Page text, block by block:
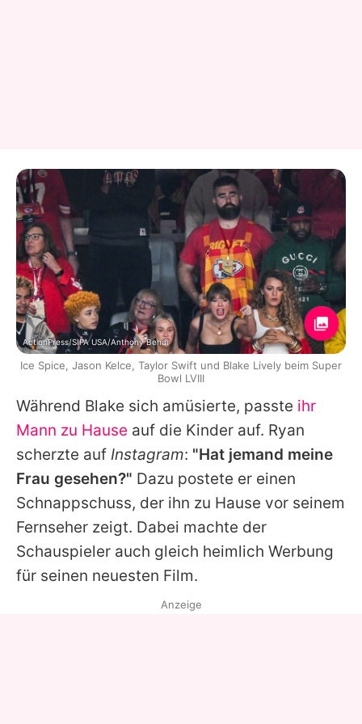
Während Blake sich amüsierte, passte ihr
Mann zu Hause auf die Kinder auf. Ryan
scherzte auf Instagram: "Hat jemand meine
Frau gesehen?" Dazu postete er einen
Schnappschuss, der ihn zu Hause vor seinem
Fernseher zeigt. Dabei machte der
Schauspieler auch gleich heimlich Werbung
für seinen neuesten Film.
ActionPress/SIPA USA/Anthony Behar
Ice Spice, Jason Kelce, Taylor Swift und Blake Lively beim Super
Bowl LVIII
Anzeige